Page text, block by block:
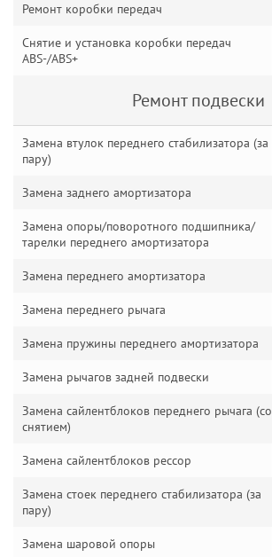
Ремонт коробки передач
Снятие и установка коробки передач
ABS-/ABS+
Ремонт подвески
Замена втулок переднего стабилизатора (за
пару)
Замена заднего амортизатора
Замена опоры/поворотного подшипника/
тарелки переднего амортизатора
Замена переднего амортизатора
Замена переднего рычага
Замена пружины переднего амортизатора
Замена рычагов задней подвески
Замена сайлентблоков переднего рычага (со
снятием)
Замена сайлентблоков рессор
Замена стоек переднего стабилизатора (за
пару)
Замена шаровой опоры